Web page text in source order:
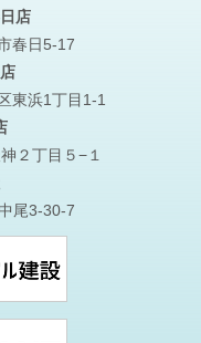
店
春日5-17
東浜1丁目1-1
２丁目５−１
尾3-30-7